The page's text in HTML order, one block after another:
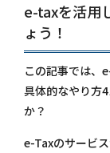
e-taxを活用
ょう！
この記事では、
具体的なやり方
か？
e-Taxのサービ